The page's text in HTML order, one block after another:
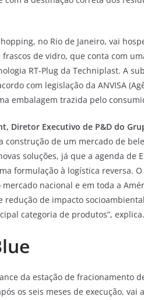
no Rio de Janeiro, vai
de vidro, que conta com
RT-Plug da Techniplast. A
com legislação da ANVISA
embalagem trazida pelo
Diretor Executivo de P&D do
construção de um mercado de
soluções, já que a agenda de
formulação à logística reversa.
nacional e em toda a
redução de impacto
categoria de produtos”, explica.
da estação de fracionamento
os seis meses de execução,